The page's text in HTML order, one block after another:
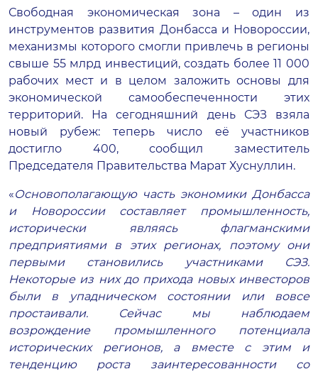
Свободная экономическая зона – один из
инструментов развития Донбасса и Новороссии,
механизмы которого смогли привлечь в регионы
свыше 55 млрд инвестиций, создать более 11 000
рабочих мест и в целом заложить основы для
экономической самообеспеченности этих
территорий. На сегодняшний день СЭЗ взяла
новый рубеж: теперь число её участников
достигло 400, сообщил заместитель
Председателя Правительства Марат Хуснуллин.
«Основополагающую часть экономики Донбасса
и Новороссии составляет промышленность,
исторически являясь флагманскими
предприятиями в этих регионах, поэтому они
первыми становились участниками СЭЗ.
Некоторые из них до прихода новых инвесторов
были в упадническом состоянии или вовсе
простаивали. Сейчас мы наблюдаем
возрождение промышленного потенциала
исторических регионов, а вместе с этим и
тенденцию роста заинтересованности со